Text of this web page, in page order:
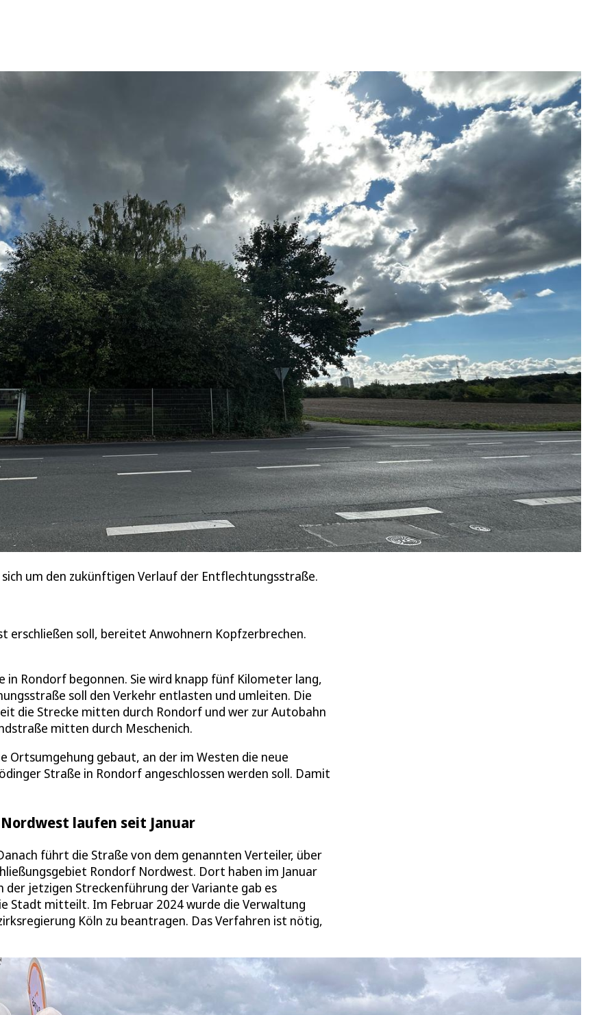
um den zukünftigen Verlauf der Entflechtungsstraße.
erschließen soll, bereitet Anwohnern Kopfzerbrechen.
Rondorf begonnen. Sie wird knapp fünf Kilometer lang,
soll den Verkehr entlasten und umleiten. Die
die Strecke mitten durch Rondorf und wer zur Autobahn
mitten durch Meschenich.
Ortsumgehung gebaut, an der im Westen die neue
Straße in Rondorf angeschlossen werden soll. Damit
laufen seit Januar
führt die Straße von dem genannten Verteiler, über
Rondorf Nordwest. Dort haben im Januar
jetzigen Streckenführung der Variante gab es
Stadt mitteilt. Im Februar 2024 wurde die Verwaltung
Köln zu beantragen. Das Verfahren ist nötig,